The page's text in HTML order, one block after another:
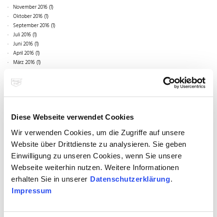
Diese Webseite verwendet Cookies
Wir verwenden Cookies, um die Zugriffe auf unsere
Website über Drittdienste zu analysieren. Sie geben
Einwilligung zu unseren Cookies, wenn Sie unsere
Webseite weiterhin nutzen. Weitere Informationen
erhalten Sie in unserer Datenschutzerklärung.
Impressum
Juni 2017 (1)
Mai 2017 (1)
Februar 2017 (2)
Januar 2017 (1)
November 2016 (1)
Oktober 2016 (1)
September 2016 (1)
Juli 2016 (1)
Juni 2016 (1)
April 2016 (1)
März 2016 (1)
November 2015 (1)
August 2015 (2)
Mai 2015 (2)
April 2015 (1)
März 2015 (3)
Februar 2015 (2)
2014
Dezember 2014 (3)
November 2014 (2)
Juli 2014 (1)
Februar 2014 (2)
2013
Dezember 2013 (1)
November 2013 (1)
September 2013 (1)
2012
2011